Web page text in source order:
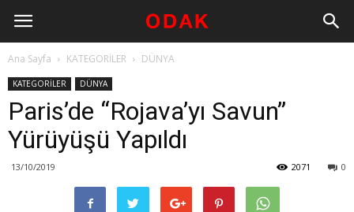
Ana Sayfa KATEGORİLER DÜNYA
KATEGORİLER DÜNYA
Paris’de “Rojava’yı Savun”
Yürüyüşü Yapıldı
13/10/2019 0
2071